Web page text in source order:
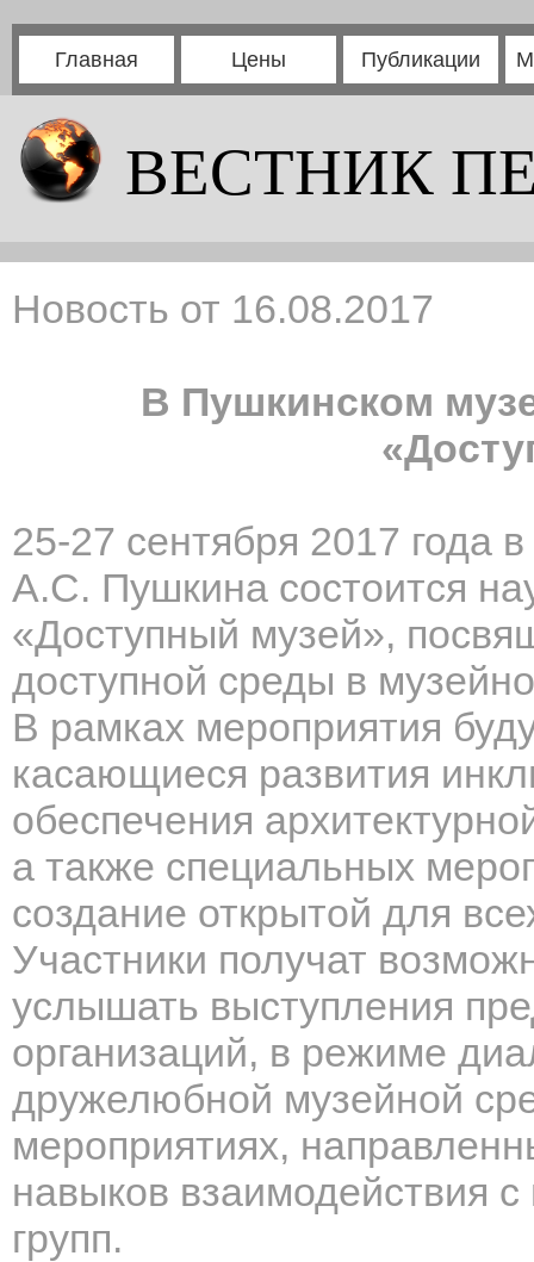
Главная Цены Публикации
ВЕСТНИК
Новость от 16.08.2017
В Пушкинском
25-27 сентября 2017 года
А.С. Пушкина состоится
«Доступный музей»,
доступной среды в
В рамках мероприятия
касающиеся развития
обеспечения
а также специальных
создание открытой для
Участники получат
услышать выступления
организаций, в режиме
дружелюбной музейной
мероприятиях,
навыков взаимодействия
групп.